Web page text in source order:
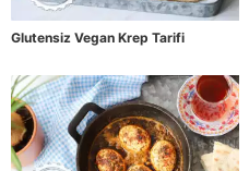
Glutensiz Vegan Krep Tarifi